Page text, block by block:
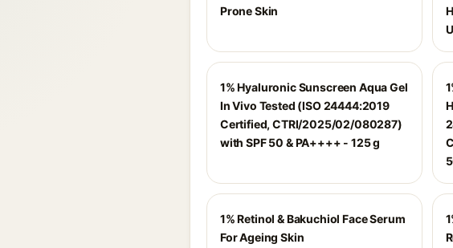
Prone Skin
1% Hyaluronic Sunscreen Aqua Gel
In Vivo Tested (ISO 24444:2019
Certified, CTRI/2025/02/080287)
with SPF 50 & PA++++ - 125 g
1% Retinol & Bakuchiol Face Serum
For Ageing Skin